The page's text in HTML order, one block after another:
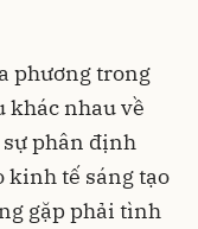
phương trong
khác nhau về
phân định
kinh tế sáng tạo
gặp phải tình